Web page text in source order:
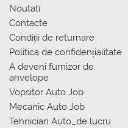
Noutati
Contacte
Condiții de returnare
Politica de confidențialitate
A deveni furnizor de
anvelope
Vopsitor Auto Job
Mecanic Auto Job
Tehnician Auto_de lucru